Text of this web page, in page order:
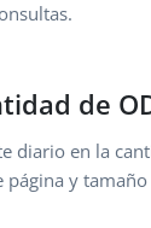
de
diario en la
y